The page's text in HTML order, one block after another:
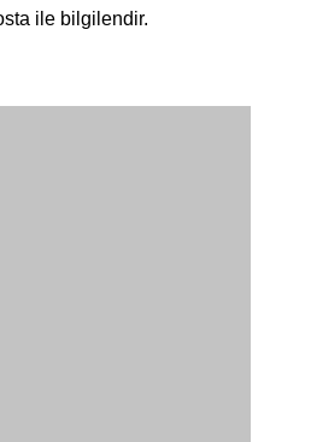
ile bilgilendir.